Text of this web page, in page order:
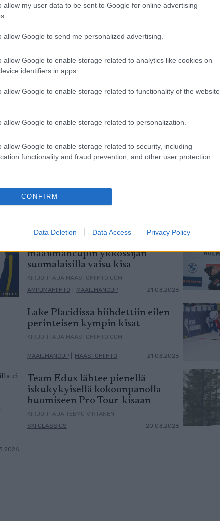
allow my user data to be sent to Google for online advertising
allow Google to send me personalized advertising.
allow Google to enable storage related to analytics like cookies on
identifiers in apps.
allow Google to enable storage related to functionality of the website
allow Google to enable storage related to personalization.
allow Google to enable storage related to security, including
functionality and fraud prevention, and other user protection.
CONFIRM
Data Deletion Data Access Privacy Policy
ei
Birken-voittajat jälleen ykkösiä
tulokseen
KIRJOITTAJA TEEMU VIRTANEN
maailmancupin ykkössijan –
suomalaisilla vaisu kisa
KIRJOITTAJA MAASTOHIIHTO.COM
AMPUMAHIIHTO
MAAILMANCUP 21.03.2026
Lake Placidissa hiihdettiin eilen
perinteisen kympin kisat
KIRJOITTAJA MAASTOHIIHTO.COM
MAAILMANCUP MAASTOHIIHTO 21.03.2026
Team Edux lähtee pienellä
iskukykyisellä kokoonpanolla
huomiseen Pro Tour-kisaan
KIRJOITTAJA TEEMU VIRTANEN
SKI CLASSICS
20.03.2026